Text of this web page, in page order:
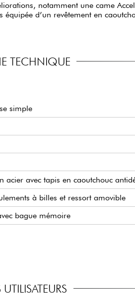
notamment une came
d’un revêtement en
TECHNIQUE
simple
acier avec tapis en caoutchouc
à billes et ressort amovible
bague mémoire
UTILISATEURS